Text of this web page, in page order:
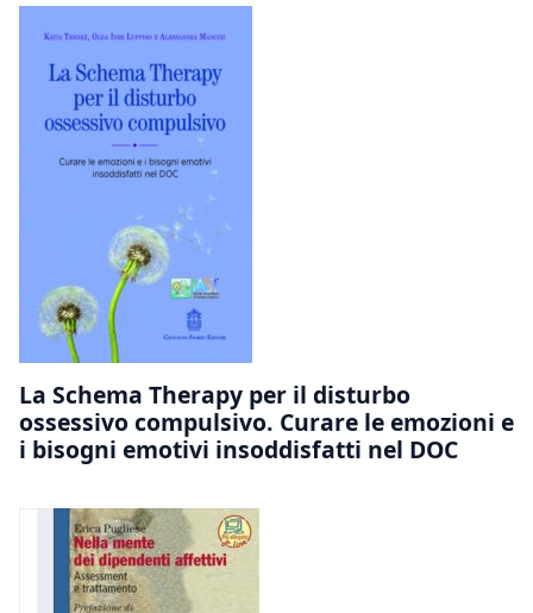
La Schema Therapy per il disturbo
ossessivo compulsivo. Curare le emozioni e
i bisogni emotivi insoddisfatti nel DOC